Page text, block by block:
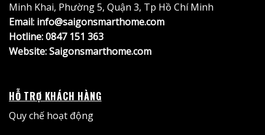
Minh Khai, Phường 5, Quận 3, Tp Hồ Chí Minh
Email: info@saigonsmarthome.com
Hotline:0847 151 363
Website:Saigonsmarthome.com
HỖ TRỢ KHÁCH HÀNG
Quy chế hoạt động